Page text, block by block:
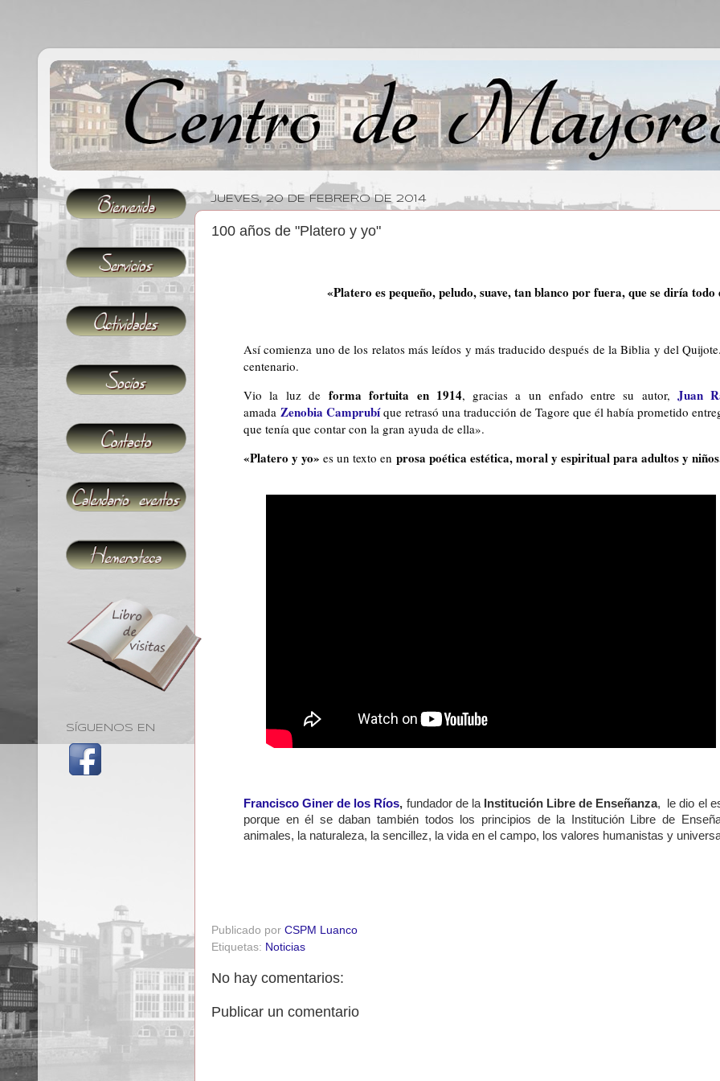
JUEVES, 20 DE FEBRERO DE 2014
100 años de "Platero y yo"
«Platero es pequeño, peludo, suave, tan blanco por fuera, que se diría todo
Así comienza uno de los relatos más leídos y más traducido después de la Biblia y del
centenario.
Vio la luz deforma fortuita en 1914, gracias a un enfado entre su autor, Juan
amada Zenobia Camprubí que retrasó una traducción de Tagore que él había prometido
que tenía que contar con la gran ayuda de ella».
«Platero y yo» es un texto en prosa poética estética, moral y espiritual para adultos y
Francisco Giner de los Ríos, fundador de la Institución Libre de Enseñanza, le dio el
porque en él se daban también todos los principios de la Institución Libre de
animales, la naturaleza, la sencillez, la vida en el campo, los valores humanistas y
Publicado por CSPM Luanco
Etiquetas: Noticias
No hay comentarios:
Publicar un comentario
SÍGUENOS EN